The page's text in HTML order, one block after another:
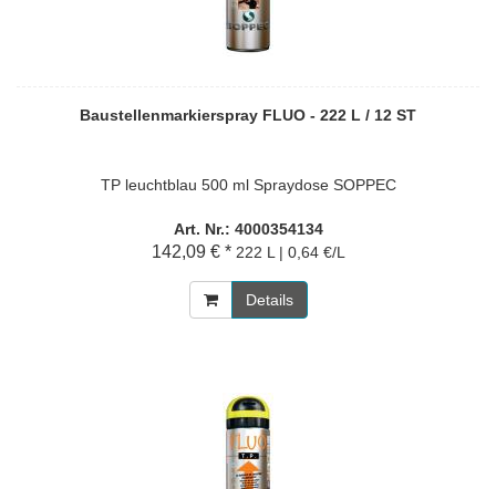
Baustellenmarkierspray FLUO - 222 L / 12 ST
TP leuchtblau 500 ml Spraydose SOPPEC
Art. Nr.: 4000354134
142,09 € * 222 L | 0,64 €/L
Details